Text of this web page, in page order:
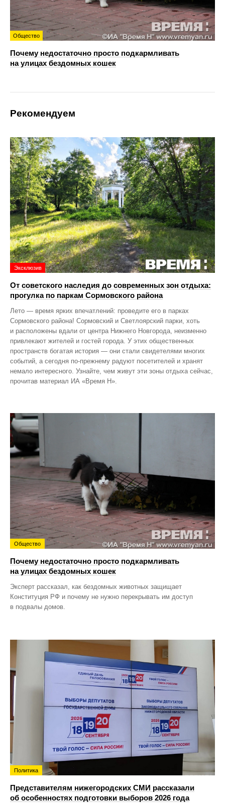
Общество
Почему недостаточно просто подкармливать
на улицах бездомных кошек
Рекомендуем
Эксклюзив
От советского наследия до современных зон отдыха:
прогулка по паркам Сормовского района
Лето — время ярких впечатлений: проведите его в парках
Сормовского района! Сормовский и Светлоярский парки, хоть
и расположены вдали от центра Нижнего Новгорода, неизменно
привлекают жителей и гостей города. У этих общественных
пространств богатая история — они стали свидетелями многих
событий, а сегодня по‑прежнему радуют посетителей и хранят
немало интересного. Узнайте, чем живут эти зоны отдыха сейчас,
прочитав материал ИА «Время Н».
Общество
Почему недостаточно просто подкармливать
на улицах бездомных кошек
Эксперт рассказал, как бездомных животных защищает
Конституция РФ и почему не нужно перекрывать им доступ
в подвалы домов.
Политика
Представителям нижегородских СМИ рассказали
об особенностях подготовки выборов 2026 года